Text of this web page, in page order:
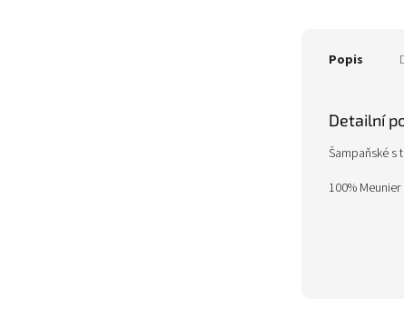
Popis
Detailní
Šampaňské s
100% Meunier